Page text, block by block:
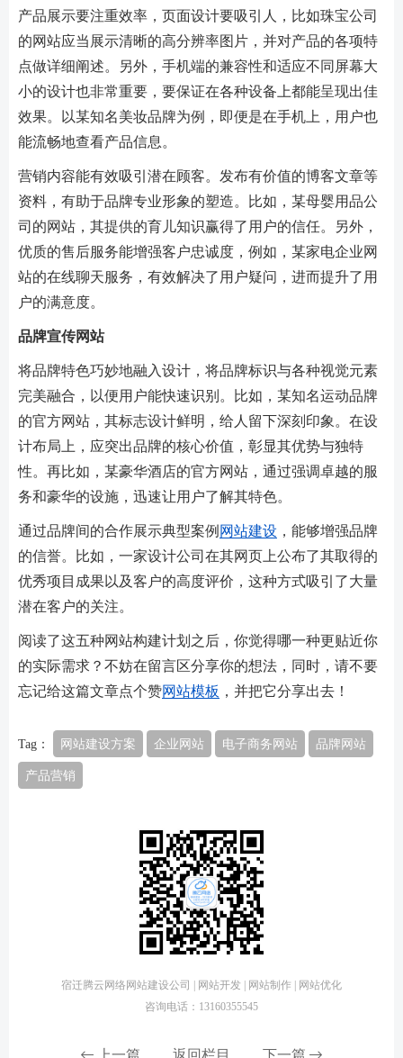
产品展示要注重效率，页面设计要吸引人，比如珠宝公司
的网站应当展示清晰的高分辨率图片，并对产品的各项特
点做详细阐述。另外，手机端的兼容性和适应不同屏幕大
小的设计也非常重要，要保证在各种设备上都能呈现出佳
效果。以某知名美妆品牌为例，即便是在手机上，用户也
能流畅地查看产品信息。
营销内容能有效吸引潜在顾客。发布有价值的博客文章等
资料，有助于品牌专业形象的塑造。比如，某母婴用品公
司的网站，其提供的育儿知识赢得了用户的信任。另外，
优质的售后服务能增强客户忠诚度，例如，某家电企业网
站的在线聊天服务，有效解决了用户疑问，进而提升了用
户的满意度。
品牌宣传网站
将品牌特色巧妙地融入设计，将品牌标识与各种视觉元素
完美融合，以便用户能快速识别。比如，某知名运动品牌
的官方网站，其标志设计鲜明，给人留下深刻印象。在设
计布局上，应突出品牌的核心价值，彰显其优势与独特
性。再比如，某豪华酒店的官方网站，通过强调卓越的服
务和豪华的设施，迅速让用户了解其特色。
通过品牌间的合作展示典型案例 网站建设 ，能够增强品牌
的信誉。比如，一家设计公司在其网页上公布了其取得的
优秀项目成果以及客户的高度评价，这种方式吸引了大量
潜在客户的关注。
阅读了这五种网站构建计划之后，你觉得哪一种更贴近你
的实际需求？不妨在留言区分享你的想法，同时，请不要
忘记给这篇文章点个赞网站模板 ，并把它分享出去！
Tag： 网站建设方案 企业网站 电子商务网站 品牌网站
产品营销
宿迁腾云网络网站建设公司 | 网站开发 | 网站制作 | 网站优化
咨询电话：13160355545
上一篇 返回栏目 下一篇